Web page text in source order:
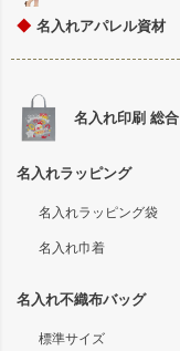
◆ 名入れアパレル資材
名入れ印刷 総合
名入れラッピング
名入れラッピング袋
名入れ巾着
名入れ不織布バッグ
標準サイズ